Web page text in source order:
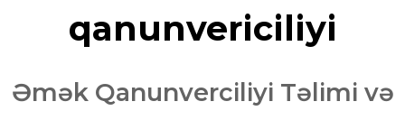
qanunvericiliyi
Əmək Qanunverciliyi Təlimi və